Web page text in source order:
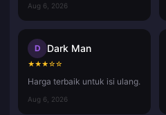
Aug 6, 2026
D Dark Man
★★★☆☆
Harga terbaik untuk isi ulang.
Aug 6, 2026